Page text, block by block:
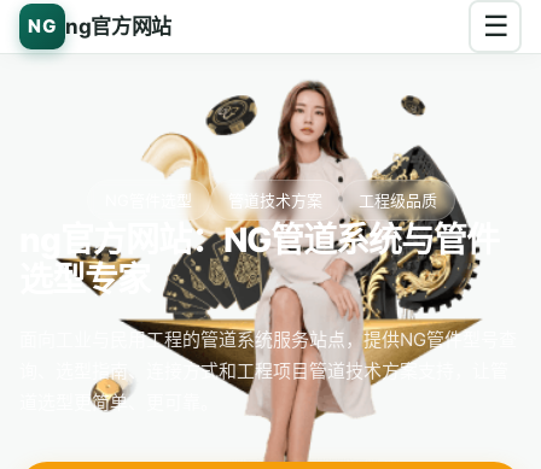
NG ng官方网站 ☰
NG管件选型 管道技术方案 工程级品质
ng官方网站：NG管道系统与管件
选型专家
面向工业与民用工程的管道系统服务站点，提供NG管件型号查
询、选型指南、连接方式和工程项目管道技术方案支持，让管
道选型更简单、更可靠。